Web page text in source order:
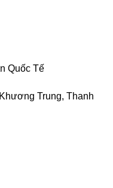
Quốc Tế
Trung, Thanh